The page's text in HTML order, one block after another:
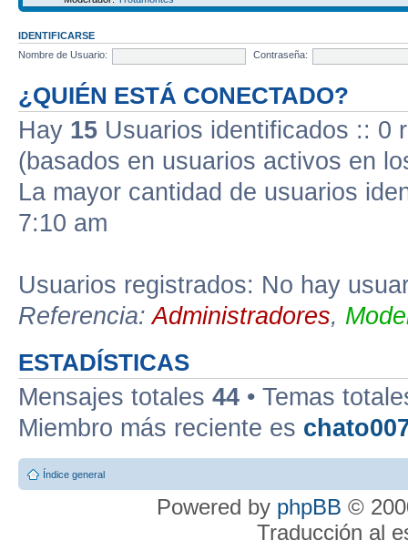
IDENTIFICARSE
Nombre de Usuario:
Contraseña:
¿QUIÉN ESTÁ CONECTADO?
Hay 15 Usuarios identificados :: 0
(basados en usuarios activos en
La mayor cantidad de usuarios
7:10 am
Usuarios registrados: No hay
Referencia:Administradores,
ESTADÍSTICAS
Mensajes totales 44 • Temas
Miembro más reciente es
Índice general
Powered by phpBB ©
Traducción al